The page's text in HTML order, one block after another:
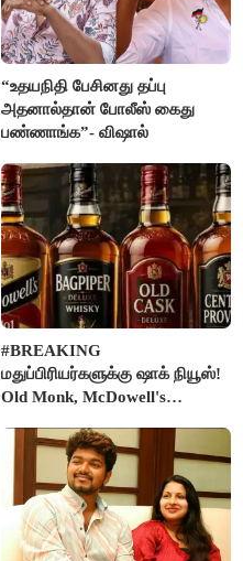
“உதயநிதி பேசினது தப்பு
அதனால்தான் போலீஸ் கைது
பண்ணாங்க”- விஷால்
#BREAKING
மதுப்பிரியர்களுக்கு ஷாக் நியூஸ்!
Old Monk, McDowell's
FSSAI தடை